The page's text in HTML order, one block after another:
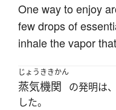
One way to enjoy
few drops of
inhale the vapor
じょうききかん
蒸気機関 の発明は
した。